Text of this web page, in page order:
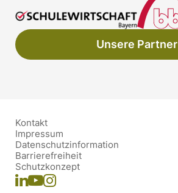
Unsere Partner
Kontakt
Impressum
Datenschutzinformation
Barrierefreiheit
Schutzkonzept